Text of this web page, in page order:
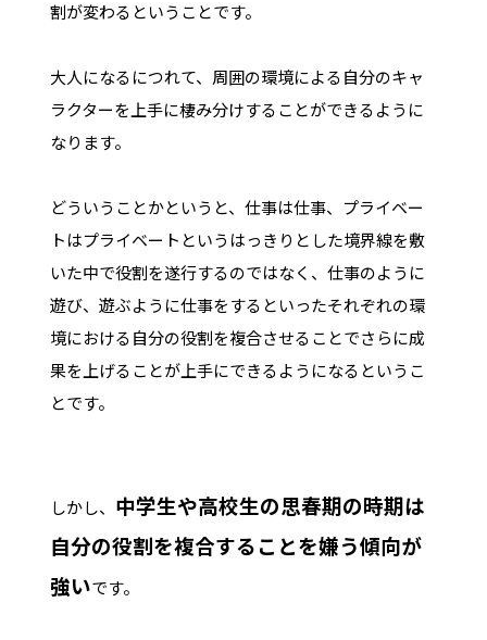
割が変わるということです。
大人になるにつれて、周囲の環境による自分のキャ
ラクターを上手に棲み分けすることができるように
なります。
どういうことかというと、仕事は仕事、プライベー
トはプライベートというはっきりとした境界線を敷
いた中で役割を遂行するのではなく、仕事のように
遊び、遊ぶように仕事をするといったそれぞれの環
境における自分の役割を複合させることでさらに成
果を上げることが上手にできるようになるというこ
とです。
しかし、 中学生や高校生の思春期の時期は
自分の役割を複合することを嫌う傾向が
強いです。